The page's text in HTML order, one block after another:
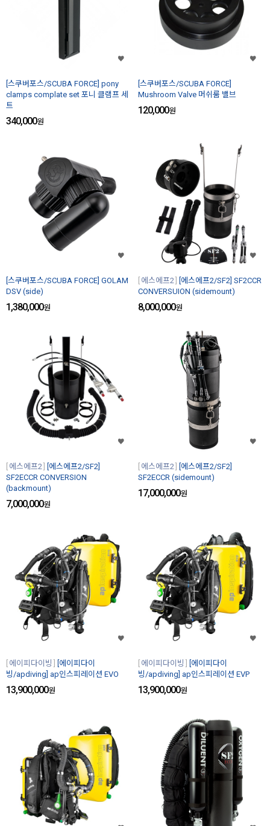
[스쿠버포스/SCUBA FORCE] pony
clamps complate set 포니 클램프 세
트
340,000원
[스쿠버포스/SCUBA FORCE]
Mushroom Valve 머쉬룸 밸브
120,000원
[스쿠버포스/SCUBA FORCE] GOLAM
DSV (side)
1,380,000원
에스에프2
[에스에프2/SF2] SF2CCR
CONVERSUION (sidemount)
8,000,000원
에스에프2
[에스에프2/SF2]
SF2ECCR CONVERSION
(backmount)
7,000,000원
에스에프2
[에스에프2/SF2]
SF2ECCR (sidemount)
17,000,000원
에이피다이빙
[에이피다이
빙/apdiving] ap인스피레이션 EVO
13,900,000원
에이피다이빙
[에이피다이
빙/apdiving] ap인스피레이션 EVP
13,900,000원